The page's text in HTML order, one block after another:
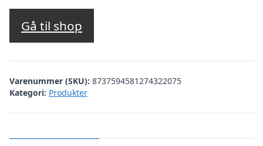
Gå til shop
Varenummer (SKU): 8737594581274322075
Kategori: Produkter